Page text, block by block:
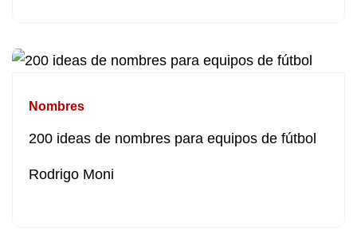
Nombres
200 ideas de nombres para equipos de fútbol
Rodrigo Moni